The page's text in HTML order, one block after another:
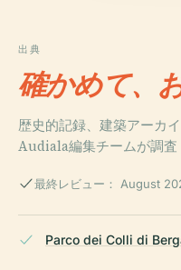
出典
確かめて、
歴史的記録、建築アーカ
Audiala編集チームが調査
最終レビュー： August
Parco dei Colli di